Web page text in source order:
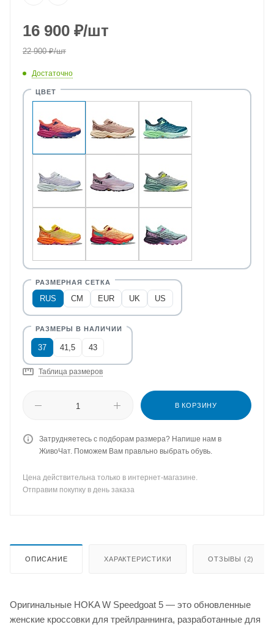
16 900 ₽/шт
22 900₽/шт
Достаточно
RUS CM EUR UK US
37 41,5 43
Таблица размеров
В КОРЗИНУ
Затрудняетесь с подборам размера? Напише нам в
ЖивоЧат. Поможем Вам правльно выбрать обувь.
Цена действительна только в интернет-магазине.
Отправим покупку в день заказа
ОПИСАНИЕ ХАРАКТЕРИСТИКИ ОТЗЫВЫ (2)
Оригинальные HOKA W Speedgoat 5 — это обновленные
женские кроссовки для трейлраннинга, разработанные для